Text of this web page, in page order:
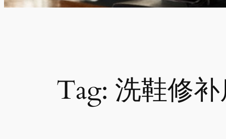
Tag: 洗鞋修